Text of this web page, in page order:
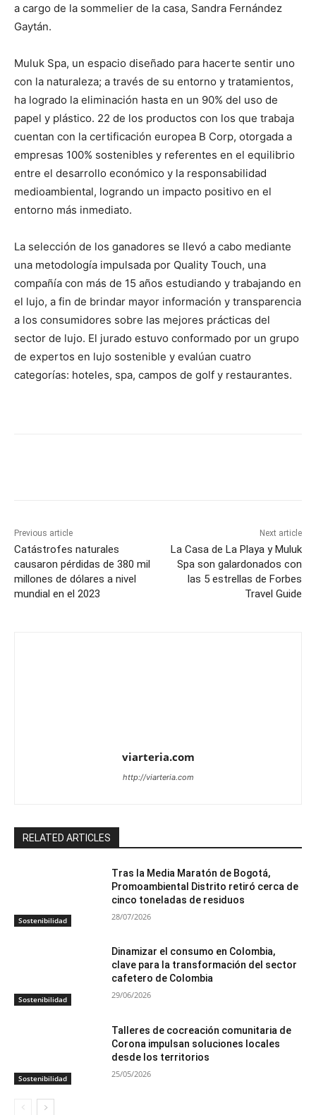
a cargo de la sommelier de la casa, Sandra Fernández
Gaytán.
Muluk Spa, un espacio diseñado para hacerte sentir uno
con la naturaleza; a través de su entorno y tratamientos,
ha logrado la eliminación hasta en un 90% del uso de
papel y plástico. 22 de los productos con los que trabaja
cuentan con la certificación europea B Corp, otorgada a
empresas 100% sostenibles y referentes en el equilibrio
entre el desarrollo económico y la responsabilidad
medioambiental, logrando un impacto positivo en el
entorno más inmediato.
La selección de los ganadores se llevó a cabo mediante
una metodología impulsada por Quality Touch, una
compañía con más de 15 años estudiando y trabajando en
el lujo, a fin de brindar mayor información y transparencia
a los consumidores sobre las mejores prácticas del
sector de lujo. El jurado estuvo conformado por un grupo
de expertos en lujo sostenible y evalúan cuatro
categorías: hoteles, spa, campos de golf y restaurantes.
Previous article
Catástrofes naturales
causaron pérdidas de 380 mil
millones de dólares a nivel
mundial en el 2023
Next article
La Casa de La Playa y Muluk
Spa son galardonados con
las 5 estrellas de Forbes
Travel Guide
viarteria.com
http://viarteria.com
RELATED ARTICLES
Sostenibilidad
Tras la Media Maratón de Bogotá,
Promoambiental Distrito retiró cerca de
cinco toneladas de residuos
28/07/2026
Sostenibilidad
Dinamizar el consumo en Colombia,
clave para la transformación del sector
cafetero de Colombia
29/06/2026
Sostenibilidad
Talleres de cocreación comunitaria de
Corona impulsan soluciones locales
desde los territorios
25/05/2026